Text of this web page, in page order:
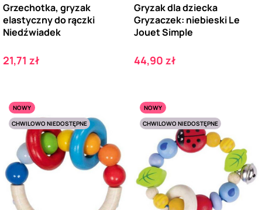
Grzechotka, gryzak
elastyczny do rączki
Niedźwiadek
Cena
21,71 zł
Gryzak dla dziecka
Gryzaczek: niebieski Le
Jouet Simple
Cena
44,90 zł
NOWY
CHWILOWO NIEDOSTĘPNE
NOWY
CHWILOWO NIEDOSTĘPNE